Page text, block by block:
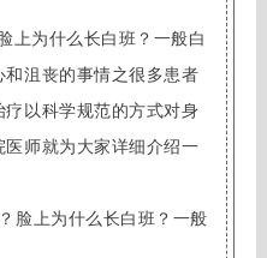
上为什么长白班？一般白
沮丧的事情之很多患者
以科学规范的方式对身
师就为大家详细介绍一